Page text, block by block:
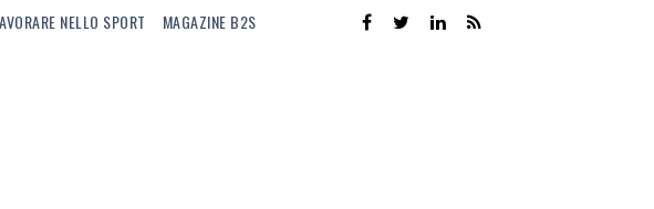
NELLO SPORT MAGAZINE B2S